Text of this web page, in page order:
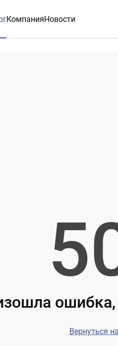
КомпанияНовости
ошибка,
Вернуться